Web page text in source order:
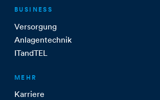
BUSINESS
Versorgung
Anlagentechnik
ITandTEL
MEHR
Karriere